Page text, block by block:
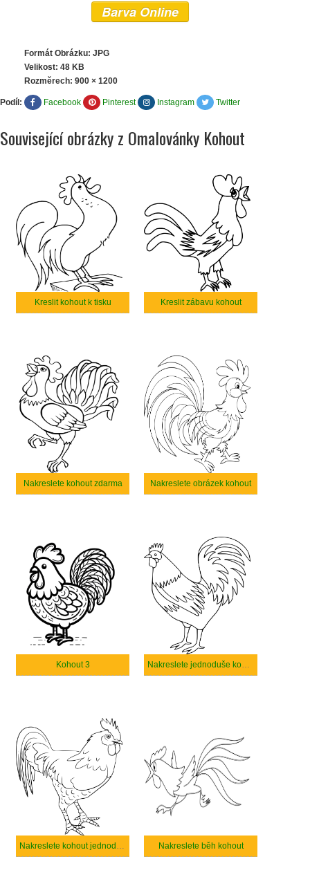
Barva Online
Formát Obrázku: JPG
Velikost: 48 KB
Rozměrech: 900 × 1200
Podíl: Facebook Pinterest Instagram Twitter
Související obrázky z Omalovánky Kohout
Kreslit kohout k tisku Kreslit zábavu kohout
Nakreslete kohout zdarma Nakreslete obrázek kohout
Kohout 3 Nakreslete jednoduše kohout
Nakreslete kohout jednoduše Nakreslete běh kohout